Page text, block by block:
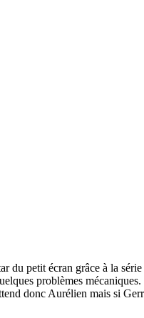
petit écran grâce à la
problèmes
donc Aurélien mais si